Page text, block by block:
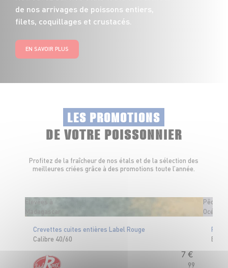
de nos arrivages de poissons entiers,
filets, coquillages et crustacés.
EN SAVOIR PLUS
LES PROMOTIONS
DE VOTRE POISSONNIER
Profitez de la fraîcheur de nos étals et de la sélection des
meilleures criées grâce à des promotions toute l’année.
Élevées à
Madagascar
Crevettes cuites entières Label Rouge
Calibre 40/60
7 €
99
Pêché
Océan
Pavé